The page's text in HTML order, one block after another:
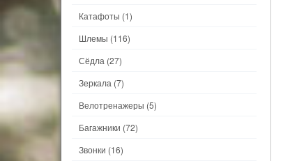
Катафоты (1)
Шлемы (116)
Сёдла (27)
Зеркала (7)
Велотренажеры (5)
Багажники (72)
Звонки (16)